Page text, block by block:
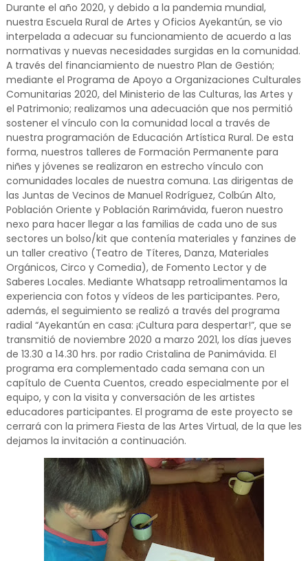
Durante el año 2020, y debido a la pandemia mundial,
nuestra Escuela Rural de Artes y Oficios Ayekantún, se vio
interpelada a adecuar su funcionamiento de acuerdo a las
normativas y nuevas necesidades surgidas en la comunidad.
A través del financiamiento de nuestro Plan de Gestión;
mediante el Programa de Apoyo a Organizaciones Culturales
Comunitarias 2020, del Ministerio de las Culturas, las Artes y
el Patrimonio; realizamos una adecuación que nos permitió
sostener el vínculo con la comunidad local a través de
nuestra programación de Educación Artística Rural. De esta
forma, nuestros talleres de Formación Permanente para
niñes y jóvenes se realizaron en estrecho vínculo con
comunidades locales de nuestra comuna. Las dirigentas de
las Juntas de Vecinos de Manuel Rodríguez, Colbún Alto,
Población Oriente y Población Rarimávida, fueron nuestro
nexo para hacer llegar a las familias de cada uno de sus
sectores un bolso/kit que contenía materiales y fanzines de
un taller creativo (Teatro de Títeres, Danza, Materiales
Orgánicos, Circo y Comedia), de Fomento Lector y de
Saberes Locales. Mediante Whatsapp retroalimentamos la
experiencia con fotos y vídeos de les participantes. Pero,
además, el seguimiento se realizó a través del programa
radial “Ayekantún en casa: ¡Cultura para despertar!”, que se
transmitió de noviembre 2020 a marzo 2021, los días jueves
de 13.30 a 14.30 hrs. por radio Cristalina de Panimávida. El
programa era complementado cada semana con un
capítulo de Cuenta Cuentos, creado especialmente por el
equipo, y con la visita y conversación de les artistes
educadores participantes. El programa de este proyecto se
cerrará con la primera Fiesta de las Artes Virtual, de la que les
dejamos la invitación a continuación.